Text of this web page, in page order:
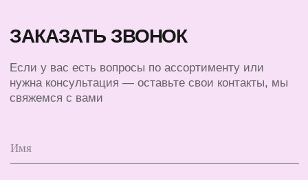
ИНН 760805850128
СЕРТИФИКАТЫ